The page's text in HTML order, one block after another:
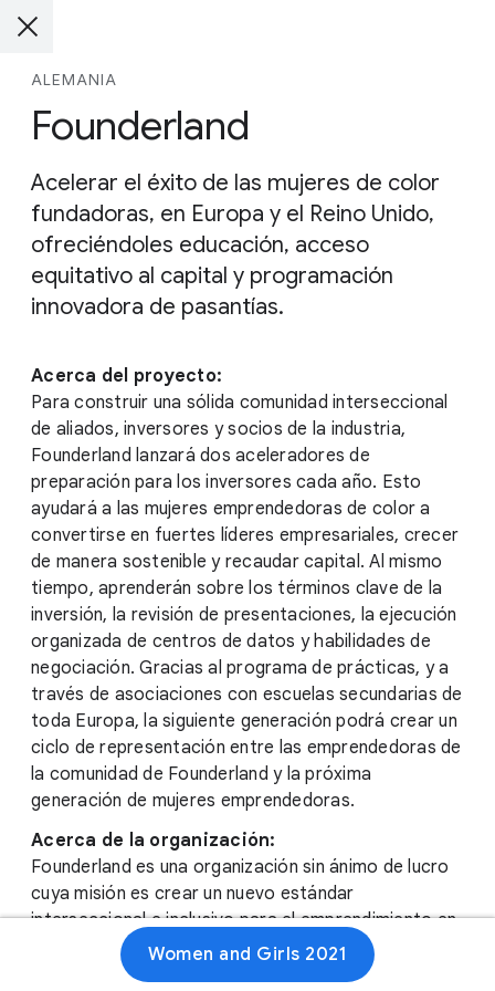
ALEMANIA
Founderland
Acelerar el éxito de las mujeres de color
fundadoras, en Europa y el Reino Unido,
ofreciéndoles educación, acceso
equitativo al capital y programación
innovadora de pasantías.
Acerca del proyecto:
Para construir una sólida comunidad interseccional
de aliados, inversores y socios de la industria,
Founderland lanzará dos aceleradores de
preparación para los inversores cada año. Esto
ayudará a las mujeres emprendedoras de color a
convertirse en fuertes líderes empresariales, crecer
de manera sostenible y recaudar capital. Al mismo
tiempo, aprenderán sobre los términos clave de la
inversión, la revisión de presentaciones, la ejecución
organizada de centros de datos y habilidades de
negociación. Gracias al programa de prácticas, y a
través de asociaciones con escuelas secundarias de
toda Europa, la siguiente generación podrá crear un
ciclo de representación entre las emprendedoras de
la comunidad de Founderland y la próxima
generación de mujeres emprendedoras.
Acerca de la organización:
Founderland es una organización sin ánimo de lucro
cuya misión es crear un nuevo estándar
interseccional e inclusivo para el emprendimiento en
Europa y el Reino Unido, mediante la creación de una
comunidad solidaria y la apertura del acceso a la
Women and Girls 2021